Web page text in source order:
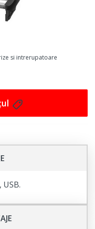
argintiu și negru,
metri și a fișei Schuko
acum multipriza
2xEuro și
practice și estetice
si intrerupatoare